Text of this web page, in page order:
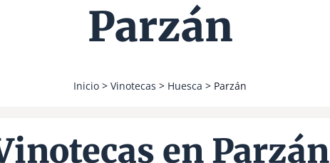
Parzán
Inicio> Vinotecas > Huesca > Parzán
en Parzán